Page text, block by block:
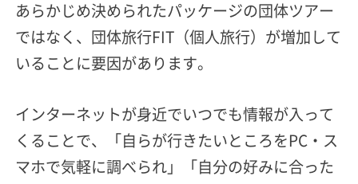
あらかじめ決められたパッケージの団体ツアー
ではなく、団体旅行FIT（個人旅行）が増加して
いることに要因があります。
インターネットが身近でいつでも情報が入って
くることで、「自らが行きたいところをPC・ス
マホで気軽に調べられ」「自分の好みに合った